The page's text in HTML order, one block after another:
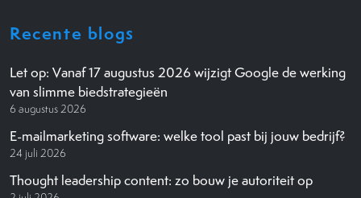
Recente blogs
Let op: Vanaf 17 augustus 2026 wijzigt Google de werking
van slimme biedstrategieën
6 augustus 2026
E-mailmarketing software: welke tool past bij jouw bedrijf?
24 juli 2026
Thought leadership content: zo bouw je autoriteit op